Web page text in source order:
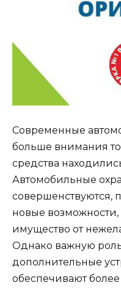
Современные
больше внимания
средства
Автомобильные
совершенствуются,
новые
имущество от
Однако важную
дополнительные
обеспечивают